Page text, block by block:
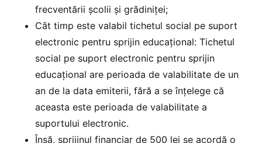
frecventării școlii și grădiniței;
Cât timp este valabil tichetul social pe suport
electronic pentru sprijin educațional: Tichetul
social pe suport electronic pentru sprijin
educațional are perioada de valabilitate de un
an de la data emiterii, fără a se înțelege că
aceasta este perioada de valabilitate a
suportului electronic.
Însă, sprijinul financiar de 500 lei se acordă o